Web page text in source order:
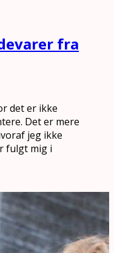
fra
det er ikke
Det er mere
jeg ikke
fulgt mig i